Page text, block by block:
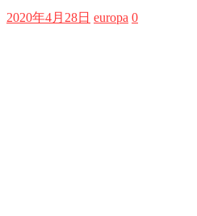
2020年4月28日 europa 0